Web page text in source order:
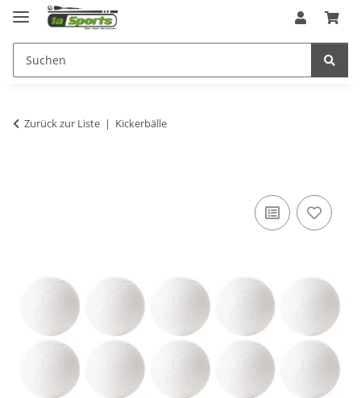
Zurück zur Liste Kickerbälle